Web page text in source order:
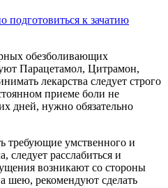
подготовиться к зачатию
обезболивающих
Парацетамол, Цитрамон,
лекарства следует строго
приеме боли не
дней, нужно обязательно
требующие умственного и
следует расслабиться и
возникают со стороны
шею, рекомендуют сделать